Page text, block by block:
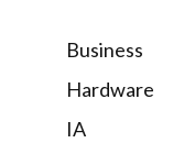
Business
Hardware
IA